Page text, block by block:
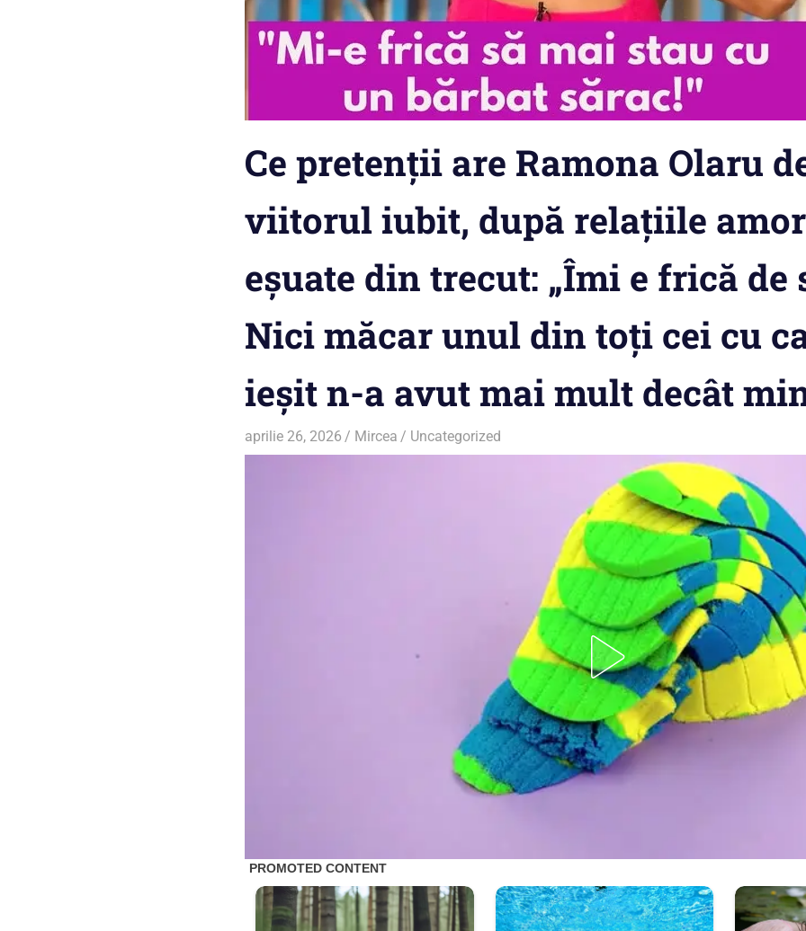
Ce pretenții are Ramona Olaru
viitorul iubit, după relațiile
eșuate din trecut: „Îmi e frică de
Nici măcar unul din toți cei cu
ieșit n-a avut mai mult decât
aprilie 26, 2026 Mircea Uncategorized